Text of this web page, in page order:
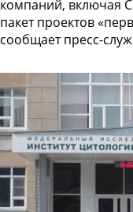
компаний, включая
пакет проектов
сообщает пресс-